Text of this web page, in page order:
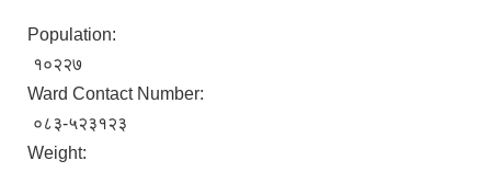
Population:
१०२२७
Ward Contact Number:
०८३-५२३१२३
Weight: